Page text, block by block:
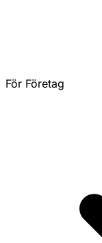
För Företag